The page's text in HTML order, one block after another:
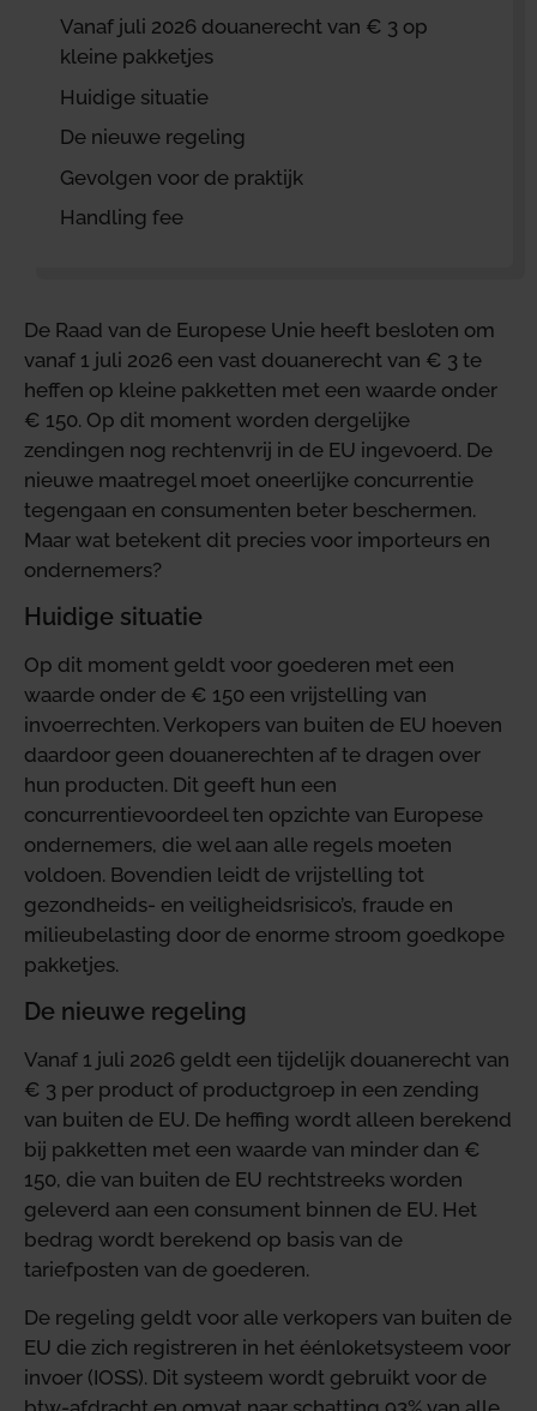
Vanaf juli 2026 douanerecht van € 3 op
kleine pakketjes
Huidige situatie
De nieuwe regeling
Gevolgen voor de praktijk
Handling fee
De Raad van de Europese Unie heeft besloten om
vanaf 1 juli 2026 een vast douanerecht van € 3 te
heffen op kleine pakketten met een waarde onder
€ 150. Op dit moment worden dergelijke
zendingen nog rechtenvrij in de EU ingevoerd. De
nieuwe maatregel moet oneerlijke concurrentie
tegengaan en consumenten beter beschermen.
Maar wat betekent dit precies voor importeurs en
ondernemers?
Huidige situatie
Op dit moment geldt voor goederen met een
waarde onder de € 150 een vrijstelling van
invoerrechten. Verkopers van buiten de EU hoeven
daardoor geen douanerechten af te dragen over
hun producten. Dit geeft hun een
concurrentievoordeel ten opzichte van Europese
ondernemers, die wel aan alle regels moeten
voldoen. Bovendien leidt de vrijstelling tot
gezondheids- en veiligheidsrisico’s, fraude en
milieubelasting door de enorme stroom goedkope
pakketjes.
De nieuwe regeling
Vanaf 1 juli 2026 geldt een tijdelijk douanerecht van
€ 3 per product of productgroep in een zending
van buiten de EU. De heffing wordt alleen berekend
bij pakketten met een waarde van minder dan €
150, die van buiten de EU rechtstreeks worden
geleverd aan een consument binnen de EU. Het
bedrag wordt berekend op basis van de
tariefposten van de goederen.
De regeling geldt voor alle verkopers van buiten de
EU die zich registreren in het éénloketsysteem voor
invoer (IOSS). Dit systeem wordt gebruikt voor de